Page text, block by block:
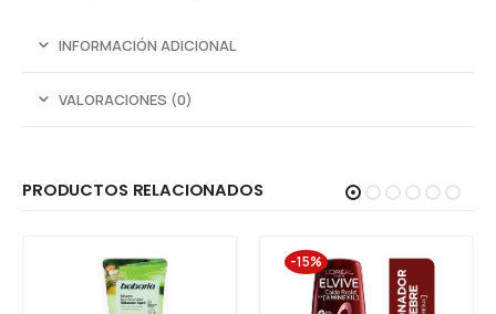
INFORMACIÓN ADICIONAL
VALORACIONES (0)
PRODUCTOS RELACIONADOS
-15%